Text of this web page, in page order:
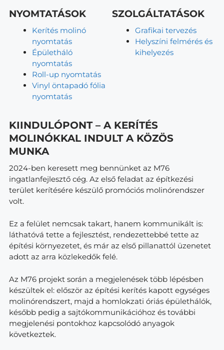
NYOMTATÁSOK
Kerítés molinó
nyomtatás
Épületháló
nyomtatás
Roll-up nyomtatás
Vinyl öntapadó fólia
nyomtatás
SZOLGÁLTATÁSOK
Grafikai tervezés
Helyszíni felmérés és
kihelyezés
KIINDULÓPONT – A KERÍTÉS
MOLINÓKKAL INDULT A KÖZÖS
MUNKA
2024-ben keresett meg bennünket az M76
ingatlanfejlesztő cég. Az első feladat az építkezési
terület kerítésére készülő promóciós molinórendszer
volt.
Ez a felület nemcsak takart, hanem kommunikált is:
láthatóvá tette a fejlesztést, rendezettebbé tette az
építési környezetet, és már az első pillanattól üzenetet
adott az arra közlekedők felé.
Az M76 projekt során a megjelenések több lépésben
készültek el: először az építési kerítés kapott egységes
molinórendszert, majd a homlokzati óriás épülethálók,
később pedig a sajtókommunikációhoz és további
megjelenési pontokhoz kapcsolódó anyagok
következtek.